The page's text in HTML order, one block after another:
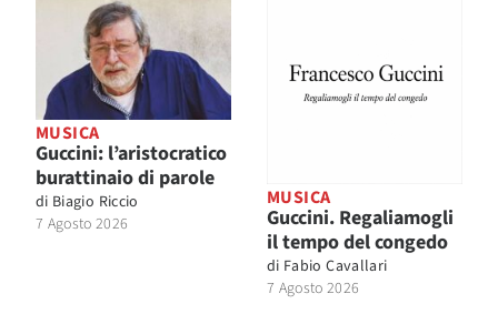
MUSICA
Guccini: l’aristocratico
burattinaio di parole
di Biagio Riccio
7 Agosto 2026
MUSICA
Guccini. Regaliamogli
il tempo del congedo
di Fabio Cavallari
7 Agosto 2026